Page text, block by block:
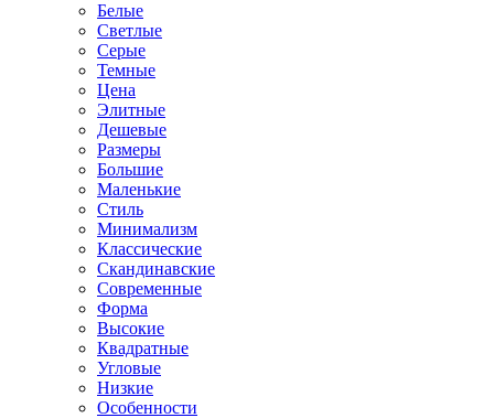
Белые
Светлые
Серые
Темные
Цена
Элитные
Дешевые
Размеры
Большие
Маленькие
Стиль
Минимализм
Классические
Скандинавские
Современные
Форма
Высокие
Квадратные
Угловые
Низкие
Особенности